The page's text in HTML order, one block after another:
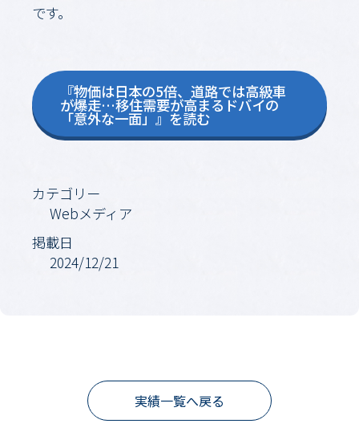
です。
『物価は日本の5倍、道路では高級車
が爆走…移住需要が高まるドバイの
「意外な一面」』を読む
カテゴリー
Webメディア
掲載日
2024/12/21
実績一覧へ戻る